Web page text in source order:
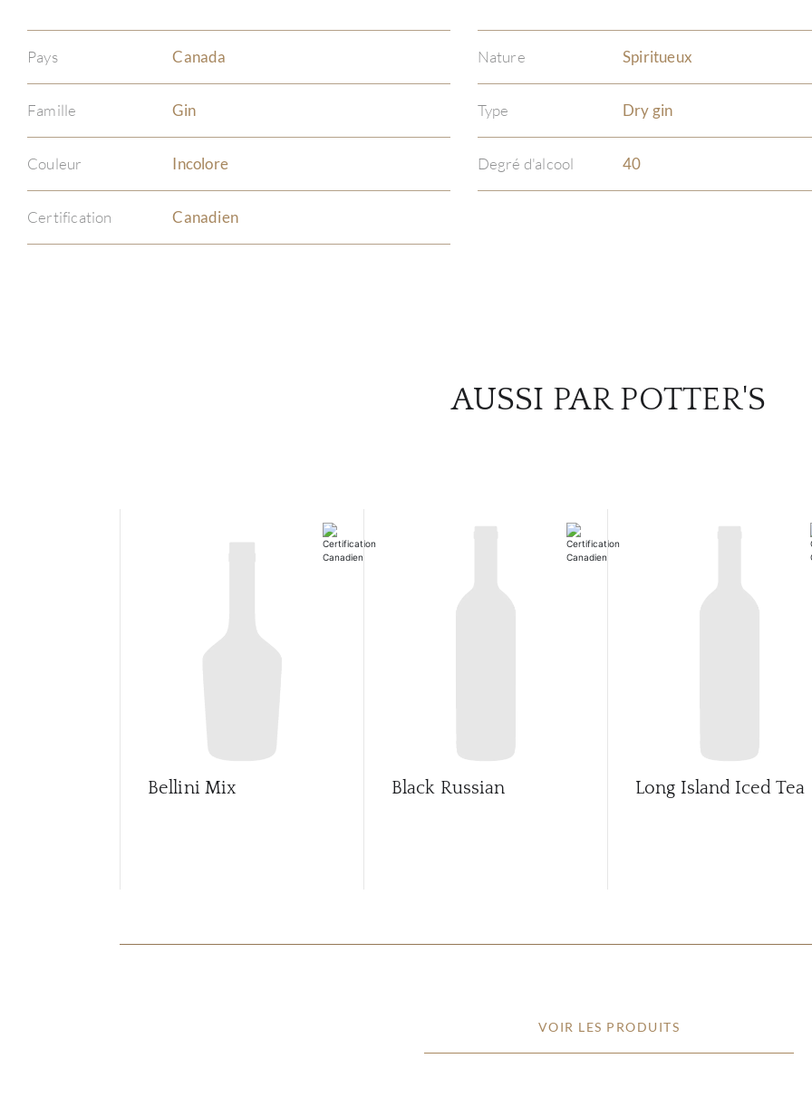
Pays Canada Nature Spiritueux
Famille Gin Type Dry gin
Couleur Incolore Degré d'alcool 40
Certification Canadien
AUSSI PAR POTTER'S
Bellini Mix Black Russian Long Island Iced Tea
VOIR LES PRODUITS